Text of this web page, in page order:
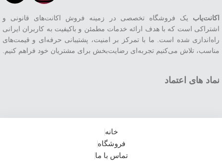
اکانت‌یاب یک فروشگاه تخصصی در زمینه فروش اکانت‌های قانونی و
اشتراکی است که با هدف ارائه خدمات مطمئن و باکیفیت به کاربران ایرانی
راه‌اندازی شده است. ما با تمرکز بر امنیت، پشتیبانی حرفه‌ای و قیمت‌های
مناسب، تلاش می‌کنیم تجربه‌ای رضایت‌بخش برای مشتریان خود فراهم کنیم.
نماد های اعتماد
خانه
فروشگاه
تماس با ما